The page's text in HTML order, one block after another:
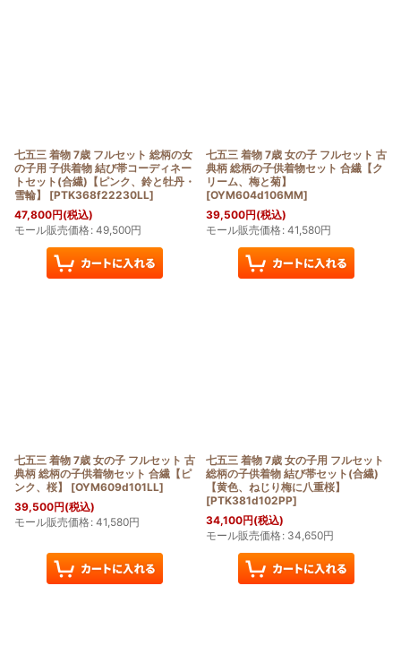
七五三 着物 7歳 フルセット 総柄の女
の子用 子供着物 結び帯コーディネー
トセット(合繊)【ピンク、鈴と牡丹・
雪輪】
[PTK368f22230LL]
47,800円(税込)
モール販売価格: 49,500円
七五三 着物 7歳 女の子 フルセット 古
典柄 総柄の子供着物セット 合繊【ク
リーム、梅と菊】
[OYM604d106MM]
39,500円(税込)
モール販売価格: 41,580円
七五三 着物 7歳 女の子 フルセット 古
典柄 総柄の子供着物セット 合繊【ピ
ンク、桜】
[OYM609d101LL]
39,500円(税込)
モール販売価格: 41,580円
七五三 着物 7歳 女の子用 フルセット
総柄の子供着物 結び帯セット(合繊)
【黄色、ねじり梅に八重桜】
[PTK381d102PP]
34,100円(税込)
モール販売価格: 34,650円